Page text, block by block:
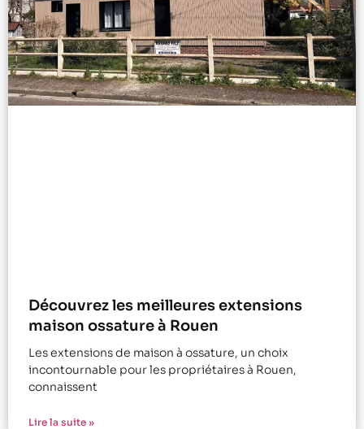
Découvrez les meilleures extensions
maison ossature à Rouen
Les extensions de maison à ossature, un choix
incontournable pour les propriétaires à Rouen,
connaissent
Lire la suite »